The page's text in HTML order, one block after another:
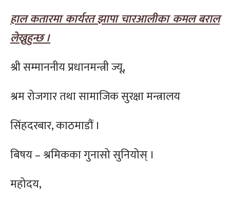
हाल कतारमा कार्यरत झापा चारआलीका कमल बराल
लेख्नुहुन्छ ।
श्री सम्माननीय प्रधानमन्त्री ज्यू,
श्रम रोजगार तथा सामाजिक सुरक्षा मन्त्रालय
सिंहदरबार, काठमाडौं ।
बिषय – श्रमिकका गुनासो सुनियोस् ।
महोदय,